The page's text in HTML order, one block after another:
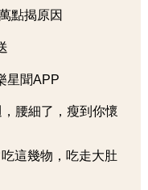
點揭原因
星聞APP
腰細了，瘦到你懷
這幾物，吃走大肚